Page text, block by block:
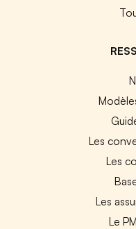
Les
Les
Les
Le